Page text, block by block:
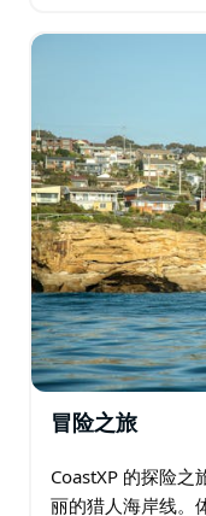
在…
冒险之旅
CoastXP 的探险之
丽的猎人海岸线。